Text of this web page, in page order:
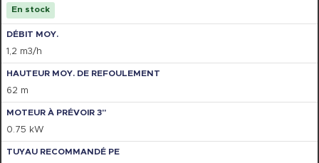
En stock
1,2 m3/h
62 m
0.75 kW